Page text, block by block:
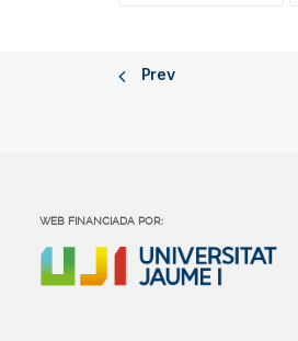
Prev
WEB FINANCIADA POR: